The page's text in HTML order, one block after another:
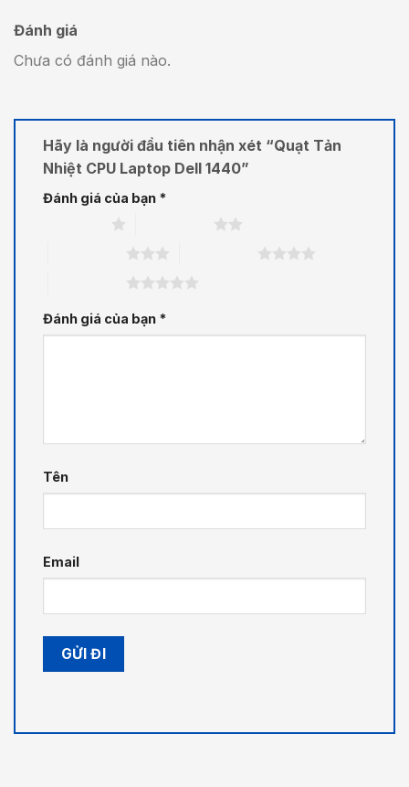
Đánh giá
Chưa có đánh giá nào.
Hãy là người đầu tiên nhận xét “Quạt Tản
Nhiệt CPU Laptop Dell 1440”
Đánh giá của bạn *
Đánh giá của bạn *
Tên
Email